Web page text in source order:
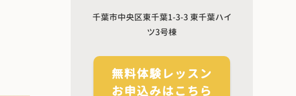
千葉市中央区東千葉1-3-3 東千葉ハイ
ツ3号棟
無料体験レッスン
お申込みはこちら